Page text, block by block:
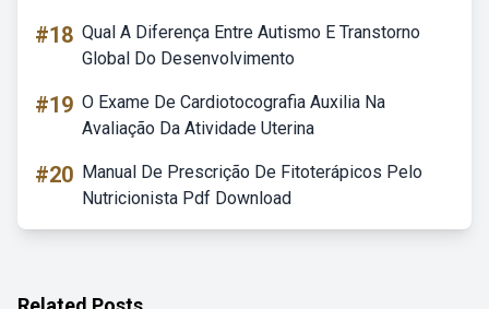
#18 Qual A Diferença Entre Autismo E Transtorno
Global Do Desenvolvimento
#19 O Exame De Cardiotocografia Auxilia Na
Avaliação Da Atividade Uterina
#20 Manual De Prescrição De Fitoterápicos Pelo
Nutricionista Pdf Download